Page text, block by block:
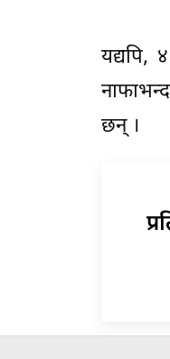
यद्यपि,
छन् ।